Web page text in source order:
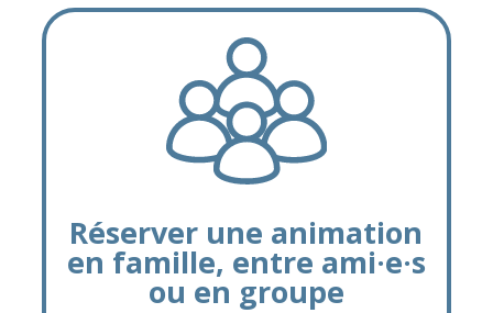
Réserver une animation
en famille, entre ami·e·s
ou en groupe